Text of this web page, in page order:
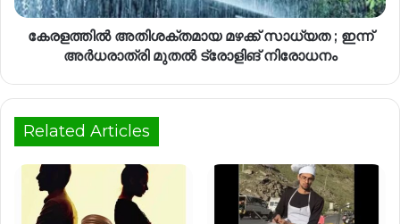
കേരളത്തിൽ അതിശക്തമായ മഴക്ക് സാധ്യത ; ഇന്ന്
അർധരാത്രി മുതൽ ട്രോളിങ് നിരോധനം
Related Articles